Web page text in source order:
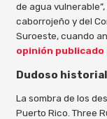
de agua
caborrojeño y del
Suroeste, cuando
opinión
Dudoso
La sombra de los
Puerto Rico. Three